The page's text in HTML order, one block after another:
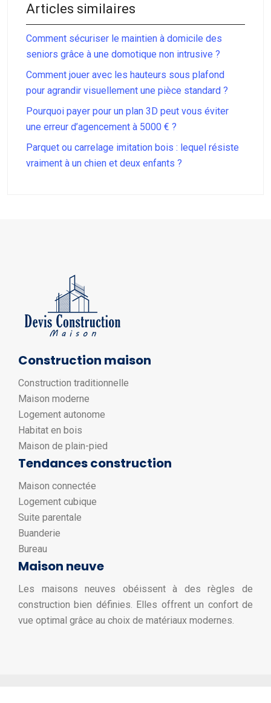
Articles similaires
Comment sécuriser le maintien à domicile des
seniors grâce à une domotique non intrusive ?
Comment jouer avec les hauteurs sous plafond
pour agrandir visuellement une pièce standard ?
Pourquoi payer pour un plan 3D peut vous éviter
une erreur d’agencement à 5000 € ?
Parquet ou carrelage imitation bois : lequel résiste
vraiment à un chien et deux enfants ?
Construction maison
Construction traditionnelle
Maison moderne
Logement autonome
Habitat en bois
Maison de plain-pied
Tendances construction
Maison connectée
Logement cubique
Suite parentale
Buanderie
Bureau
Maison neuve
Les maisons neuves obéissent à des règles de
construction bien définies. Elles offrent un confort de
vue optimal grâce au choix de matériaux modernes.